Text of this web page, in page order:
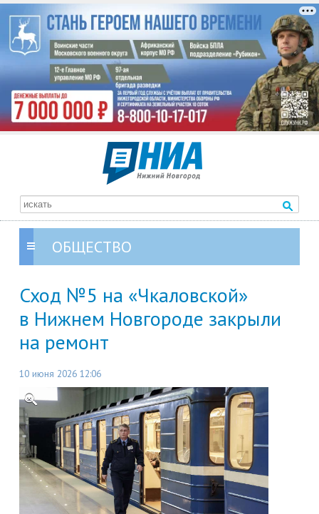
ОБЩЕСТВО
Сход №5 на «Чкаловской»
в Нижнем Новгороде закрыли
на ремонт
10 июня 2026 12:06